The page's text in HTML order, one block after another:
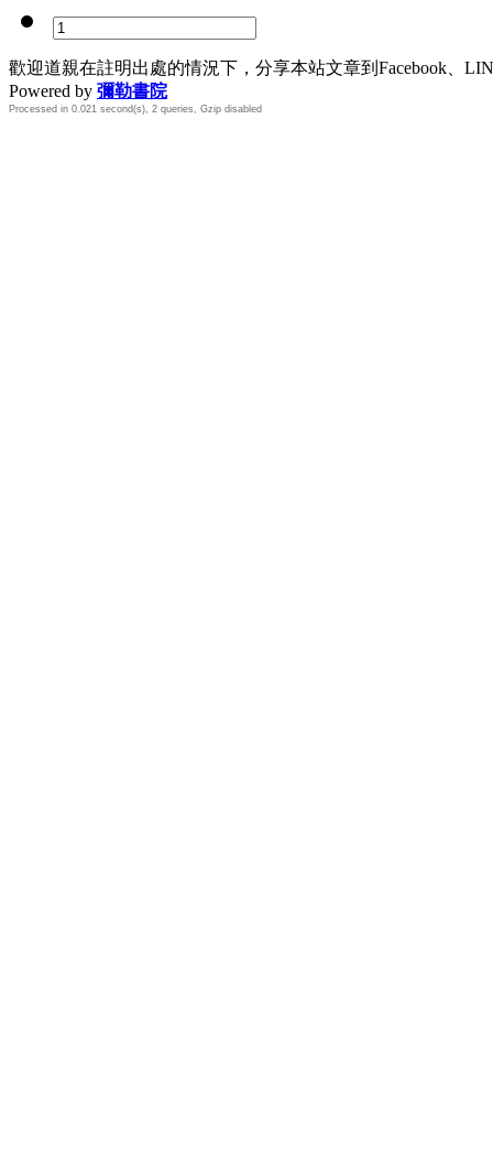
歡迎道親在註明出處的情況下，分享本站文章到Facebook、
Powered by 彌勒書院
Processed in 0.021 second(s), 2 queries, Gzip disabled